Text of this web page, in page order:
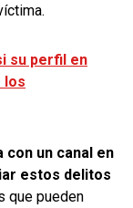
su perfil en
los
con un canal en
estos delitos
que pueden